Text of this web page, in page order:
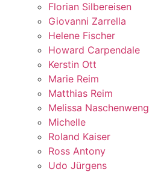
Florian Silbereisen
Giovanni Zarrella
Helene Fischer
Howard Carpendale
Kerstin Ott
Marie Reim
Matthias Reim
Melissa Naschenweng
Michelle
Roland Kaiser
Ross Antony
Udo Jürgens